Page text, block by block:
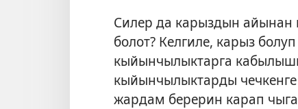
Силер да карыздын айынан
болот? Келгиле, карыз болуп
кыйынчылыктарга
кыйынчылыктарды
жардам берерин карап